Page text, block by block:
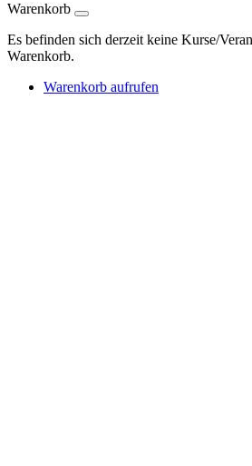
Warenkorb
Es befinden sich derzeit keine Kurse/
Warenkorb.
Warenkorb aufrufen